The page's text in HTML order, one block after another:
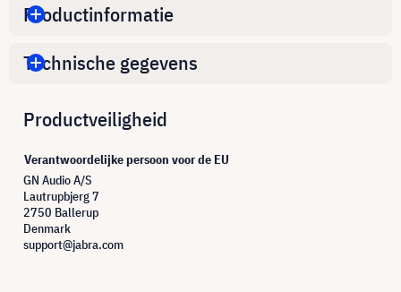
Productinformatie
Technische gegevens
Productveiligheid
Verantwoordelijke persoon voor de EU
GN Audio A/S
Lautrupbjerg 7
2750 Ballerup
Denmark
support@jabra.com